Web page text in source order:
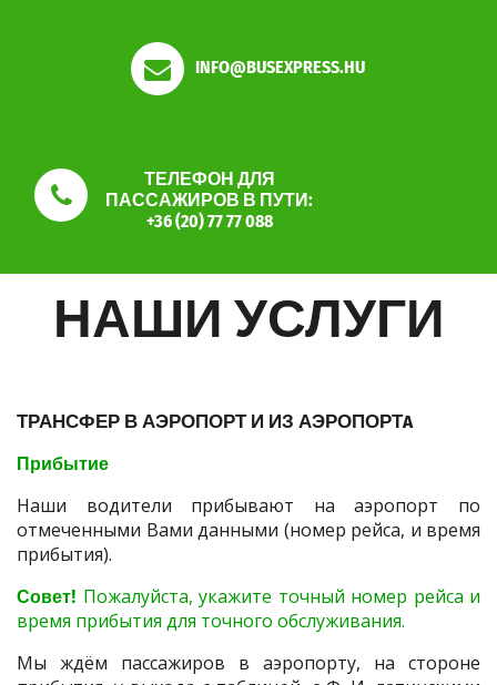
INFO@BUSEXPRESS.HU
ТЕЛЕФОН ДЛЯ
ПАССАЖИРОВ В ПУТИ:
+36 (20) 77 77 088
НАШИ УСЛУГИ
ТРАНСФЕР В АЭРОПОРТ И ИЗ АЭРОПОРТA
Прибытие
Наши водители прибывают на аэропорт по
отмеченными Вами данными (номер рейса, и время
прибытия).
Совет! Пожалуйста, укажите точный номер рейса и
время прибытия для точного обслуживания.
Мы ждём пассажиров в аэропорту, на стороне